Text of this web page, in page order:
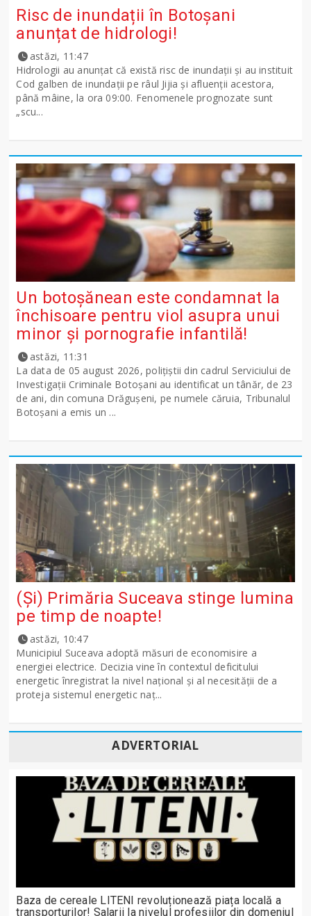
Risc de inundații în Botoșani
anunțat de hidrologi!
astăzi, 11:47
Hidrologii au anunțat că există risc de inundații și au instituit
Cod galben de inundații pe râul Jijia și afluenții acestora,
până mâine, la ora 09:00. Fenomenele prognozate sunt
„scu...
Un botoșănean este condamnat la
închisoare pentru viol asupra unui
minor și pornografie infantilă!
astăzi, 11:31
La data de 05 august 2026, polițiștii din cadrul Serviciului de
Investigații Criminale Botoșani au identificat un tânăr, de 23
de ani, din comuna Drăgușeni, pe numele căruia, Tribunalul
Botoșani a emis un ...
(Și) Primăria Suceava stinge lumina
pe timp de noapte!
astăzi, 10:47
Municipiul Suceava adoptă măsuri de economisire a
energiei electrice. Decizia vine în contextul deficitului
energetic înregistrat la nivel național și al necesității de a
proteja sistemul energetic naț...
ADVERTORIAL
Baza de cereale LITENI revoluționează piața locală a
transporturilor! Salarii la nivelul profesiilor din domeniul